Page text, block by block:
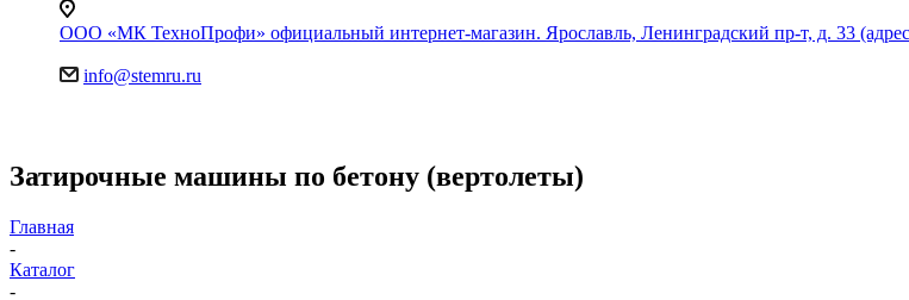
ООО «МК ТехноПрофи» официальный интернет-магазин. Ярославль, Ленинградский пр-т, д. 33
info@stemru.ru
Затирочные машины по бетону (вертолеты)
Главная
-
Каталог
-